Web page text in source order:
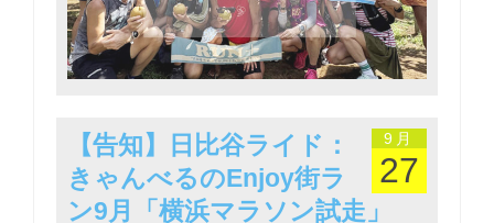
9月
27
【告知】日比谷ライド：
きゃんべるのEnjoy街ラ
ン9月「横浜マラソン試走」